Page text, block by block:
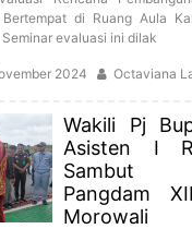
di Ruang Aula
evaluasi ini dilak
2024 Octaviana
Wakili Pj
Asisten I
Sambut
Pangdam
Morowali